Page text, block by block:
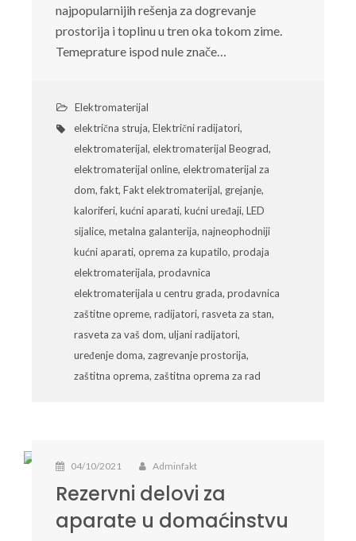
najpopularnijih rešenja za dogrevanje
prostorija i toplinu u tren oka tokom zime.
Temeprature ispod nule znače…
Elektromaterijal
električna struja, Električni radijatori,
elektromaterijal, elektromaterijal Beograd,
elektromaterijal online, elektromaterijal za
dom,fakt, Fakt elektromaterijal, grejanje,
kaloriferi, kućni aparati, kućni uređaji, LED
sijalice, metalna galanterija, najneophodniji
kućni aparati, oprema za kupatilo, prodaja
elektromaterijala, prodavnica
elektromaterijala u centru grada, prodavnica
zaštitne opreme, radijatori, rasveta za stan,
rasveta za vaš dom, uljani radijatori,
uređenje doma, zagrevanje prostorija,
zaštitna oprema, zaštitna oprema za rad
04/10/2021 Adminfakt
Rezervni delovi za
aparate u domaćinstvu